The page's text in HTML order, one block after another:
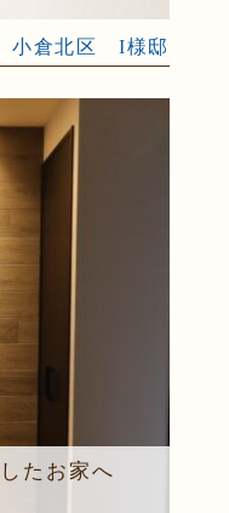
小倉北区 I様邸
したお家へ